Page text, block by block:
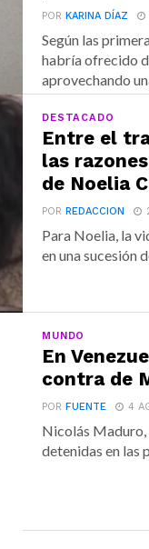
PORKARINA DÍAZ
Según las
habría ofrecido
aprovechando
DESTACADO
Entre el
las
de Noelia
PORREDACCION
Para Noelia, la
en una sucesión
MUNDO
En
contra de
PORFUENTE 4
Nicolás Maduro,
detenidas en las